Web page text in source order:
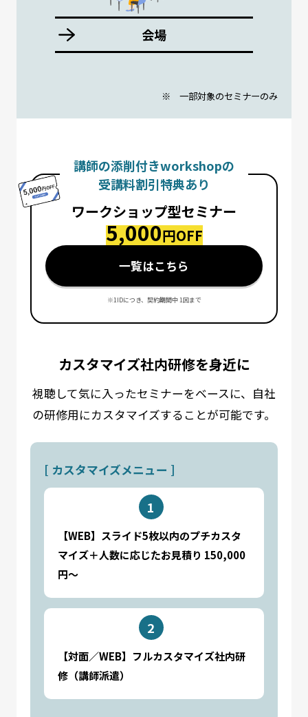
会場
※ 一部対象のセミナーのみ
講師の添削付きworkshopの
受講料割引特典あり
ワークショップ型セミナー
5,000円OFF
一覧はこちら
※1IDにつき、契約期間中 1回まで
カスタマイズ社内研修を身近に
視聴して気に入ったセミナーをベースに、自社
の研修用にカスタマイズすることが可能です。
[ カスタマイズメニュー ]
【WEB】スライド5枚以内のプチカスタ
マイズ＋人数に応じたお見積り 150,000
円～
【対面／WEB】フルカスタマイズ社内研
修（講師派遣）